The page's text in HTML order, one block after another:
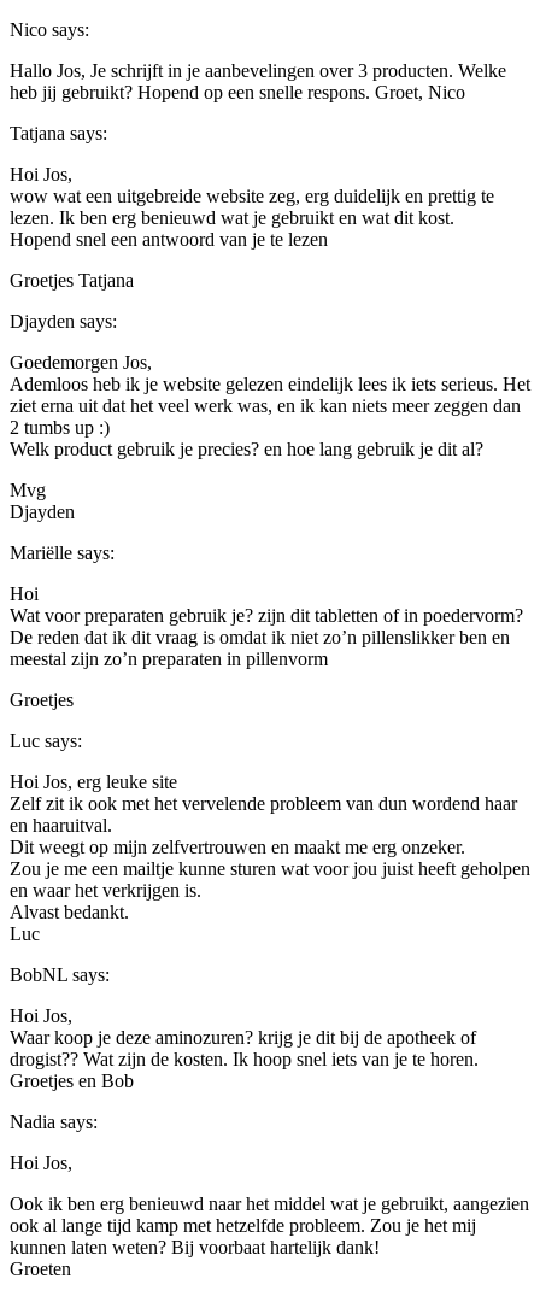
Nico says:
Hallo Jos, Je schrijft in je aanbevelingen over 3 producten. Welke
heb jij gebruikt? Hopend op een snelle respons. Groet, Nico
Tatjana says:
Hoi Jos,
wow wat een uitgebreide website zeg, erg duidelijk en prettig te
lezen. Ik ben erg benieuwd wat je gebruikt en wat dit kost.
Hopend snel een antwoord van je te lezen
Groetjes Tatjana
Djayden says:
Goedemorgen Jos,
Ademloos heb ik je website gelezen eindelijk lees ik iets serieus. Het
ziet erna uit dat het veel werk was, en ik kan niets meer zeggen dan
2 tumbs up :)
Welk product gebruik je precies? en hoe lang gebruik je dit al?
Mvg
Djayden
Mariëlle says:
Hoi
Wat voor preparaten gebruik je? zijn dit tabletten of in poedervorm?
De reden dat ik dit vraag is omdat ik niet zo’n pillenslikker ben en
meestal zijn zo’n preparaten in pillenvorm
Groetjes
Luc says:
Hoi Jos, erg leuke site
Zelf zit ik ook met het vervelende probleem van dun wordend haar
en haaruitval.
Dit weegt op mijn zelfvertrouwen en maakt me erg onzeker.
Zou je me een mailtje kunne sturen wat voor jou juist heeft geholpen
en waar het verkrijgen is.
Alvast bedankt.
Luc
BobNL says:
Hoi Jos,
Waar koop je deze aminozuren? krijg je dit bij de apotheek of
drogist?? Wat zijn de kosten. Ik hoop snel iets van je te horen.
Groetjes en Bob
Nadia says:
Hoi Jos,
Ook ik ben erg benieuwd naar het middel wat je gebruikt, aangezien
ook al lange tijd kamp met hetzelfde probleem. Zou je het mij
kunnen laten weten? Bij voorbaat hartelijk dank!
Groeten